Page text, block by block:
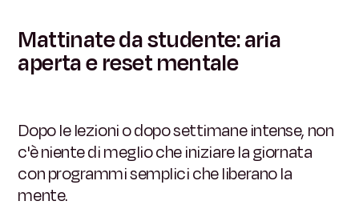
Mattinate da studente: aria
aperta e reset mentale
Dopo le lezioni o dopo settimane intense, non
c'è niente di meglio che iniziare la giornata
con programmi semplici che liberano la
mente.